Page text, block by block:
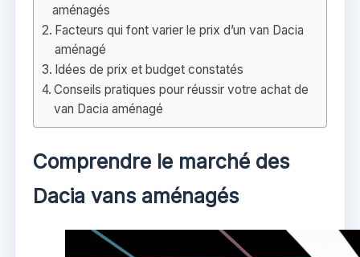
aménagés
Facteurs qui font varier le prix d’un van Dacia
aménagé
Idées de prix et budget constatés
Conseils pratiques pour réussir votre achat de
van Dacia aménagé
Comprendre le marché des
Dacia vans aménagés